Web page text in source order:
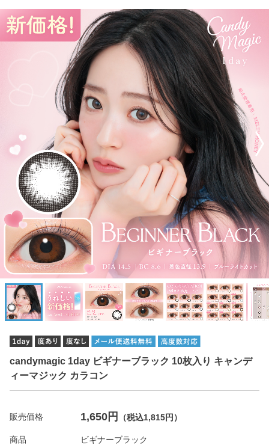
candymagic 1day ビギナーブラック 10枚入り キャンデ
ィーマジック カラコン
販売価格 1,650円 （税込1,815円）
商品